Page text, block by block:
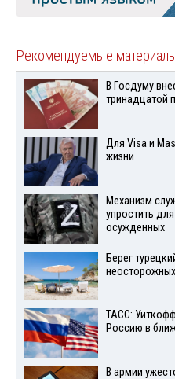
Рекомендуемые
В Госдуму
тринадцатой
Для Visа и
жизни
Механизм
упростить
осужденных
Берег
ТАСС:
Россию в
В армии